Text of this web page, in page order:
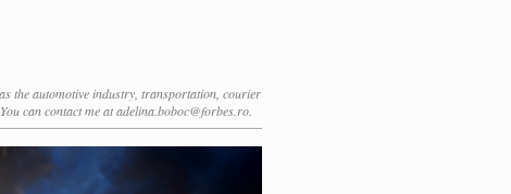
the automotive industry, transportation, courier
can contact me at adelina.boboc@forbes.ro.